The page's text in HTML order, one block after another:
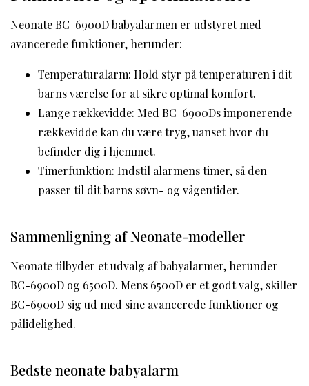
Neonate BC-6900D babyalarmen er udstyret med
avancerede funktioner, herunder:
Temperaturalarm: Hold styr på temperaturen i dit
barns værelse for at sikre optimal komfort.
Lange rækkevidde: Med BC-6900Ds imponerende
rækkevidde kan du være tryg, uanset hvor du
befinder dig i hjemmet.
Timerfunktion: Indstil alarmens timer, så den
passer til dit barns søvn- og vågentider.
Sammenligning af Neonate-modeller
Neonate tilbyder et udvalg af babyalarmer, herunder
BC-6900D og 6500D. Mens 6500D er et godt valg, skiller
BC-6900D sig ud med sine avancerede funktioner og
pålidelighed.
Bedste neonate babyalarm